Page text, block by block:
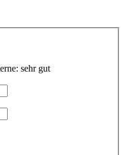
sehr gut